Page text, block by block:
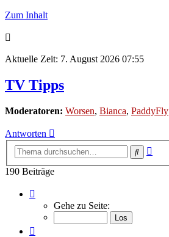
Zum Inhalt
Aktuelle Zeit: 7. August 2026 07:55
TV Tipps
Moderatoren: Worsen, Bianca, PaddyFly
Antworten
Suche
190 Beiträge
von
Gehe zu Seite: